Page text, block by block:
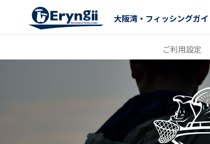
大阪湾・フィッシングガ
ご利用設定